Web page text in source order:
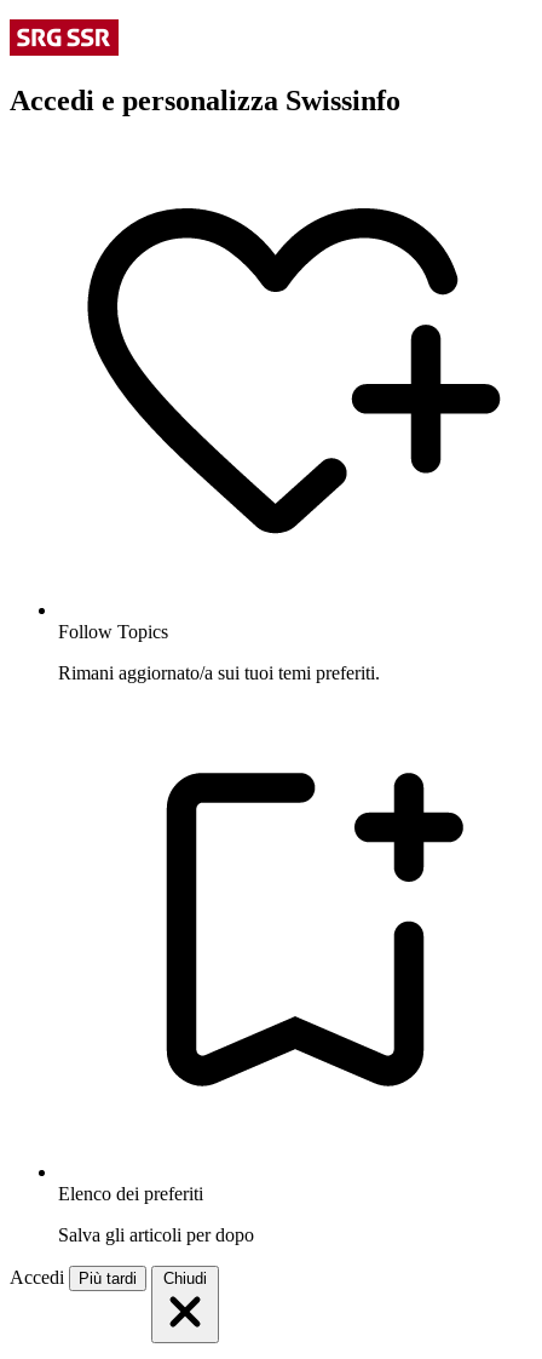
Accedi e personalizza Swissinfo
Follow Topics
Rimani aggiornato/a sui tuoi temi preferiti.
Elenco dei preferiti
Salva gli articoli per dopo
Accedi Più tardi Chiudi